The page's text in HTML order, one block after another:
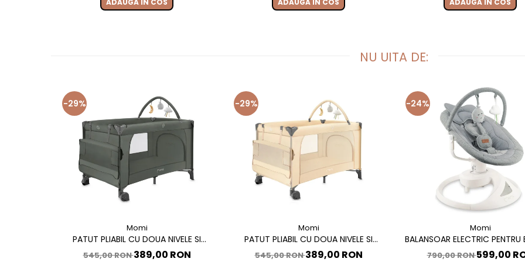
NU UITA DE:
-29%
Momi
PATUT PLIABIL CU DOUA NIVELE SI
MASUTA DE INFASAT, 60X120 CM, MOMI,
545,00 RON389,00 RON
-29%
Momi
PATUT PLIABIL CU DOUA NIVELE SI
MASUTA DE INFASAT, 60X120 CM, MOMI,
545,00 RON389,00 RON
-24%
Momi
BALANSOAR ELECTRIC PENTRU
CU SEZUT ROTATIV 360
790,00 RON599,00